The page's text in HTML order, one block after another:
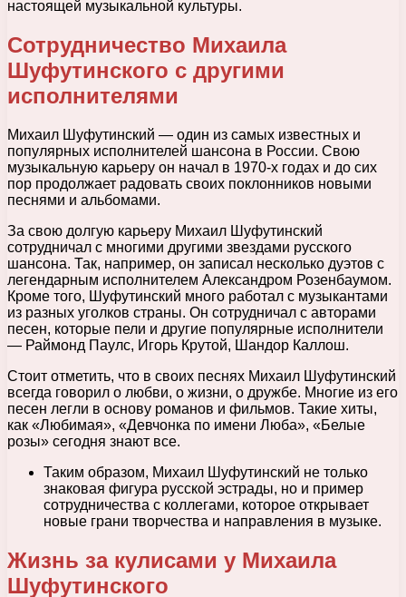
настоящей музыкальной культуры.
Сотрудничество Михаила
Шуфутинского с другими
исполнителями
Михаил Шуфутинский — один из самых известных и
популярных исполнителей шансона в России. Свою
музыкальную карьеру он начал в 1970-х годах и до сих
пор продолжает радовать своих поклонников новыми
песнями и альбомами.
За свою долгую карьеру Михаил Шуфутинский
сотрудничал с многими другими звездами русского
шансона. Так, например, он записал несколько дуэтов с
легендарным исполнителем Александром Розенбаумом.
Кроме того, Шуфутинский много работал с музыкантами
из разных уголков страны. Он сотрудничал с авторами
песен, которые пели и другие популярные исполнители
— Раймонд Паулс, Игорь Крутой, Шандор Каллош.
Стоит отметить, что в своих песнях Михаил Шуфутинский
всегда говорил о любви, о жизни, о дружбе. Многие из его
песен легли в основу романов и фильмов. Такие хиты,
как «Любимая», «Девчонка по имени Люба», «Белые
розы» сегодня знают все.
Таким образом, Михаил Шуфутинский не только
знаковая фигура русской эстрады, но и пример
сотрудничества с коллегами, которое открывает
новые грани творчества и направления в музыке.
Жизнь за кулисами у Михаила
Шуфутинского